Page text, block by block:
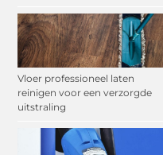
Vloer professioneel laten
reinigen voor een verzorgde
uitstraling